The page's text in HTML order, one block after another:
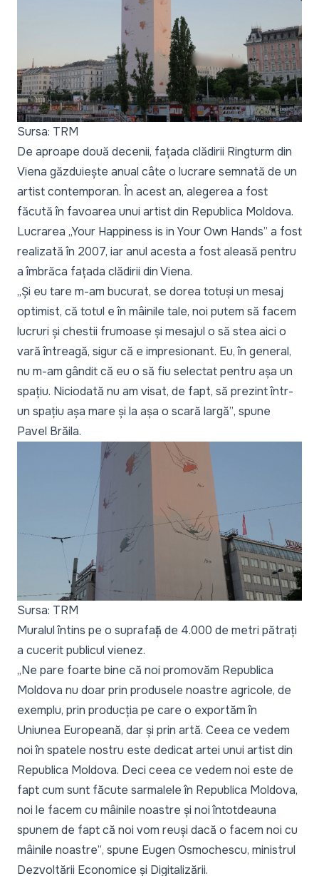
Sursa: TRM
De aproape două decenii, fațada clădirii Ringturm din
Viena găzduiește anual câte o lucrare semnată de un
artist contemporan. În acest an, alegerea a fost
făcută în favoarea unui artist din Republica Moldova.
Lucrarea „Your Happiness is in Your Own Hands” a fost
realizată în 2007, iar anul acesta a fost aleasă pentru
a îmbrăca fațada clădirii din Viena.
„Și eu tare m-am bucurat, se dorea totuși un mesaj
optimist, că totul e în mâinile tale, noi putem să facem
lucruri și chestii frumoase și mesajul o să stea aici o
vară întreagă, sigur că e impresionant. Eu, în general,
nu m-am gândit că eu o să fiu selectat pentru așa un
spațiu. Niciodată nu am visat, de fapt, să prezint într-
un spațiu așa mare și la așa o scară largă”, spune
Pavel Brăila.
Sursa: TRM
Muralul întins pe o suprafață de 4.000 de metri pătrați
a cucerit publicul vienez.
„Ne pare foarte bine că noi promovăm Republica
Moldova nu doar prin produsele noastre agricole, de
exemplu, prin producția pe care o exportăm în
Uniunea Europeană, dar și prin artă. Ceea ce vedem
noi în spatele nostru este dedicat artei unui artist din
Republica Moldova. Deci ceea ce vedem noi este de
fapt cum sunt făcute sarmalele în Republica Moldova,
noi le facem cu mâinile noastre și noi întotdeauna
spunem de fapt că noi vom reuși dacă o facem noi cu
mâinile noastre”, spune Eugen Osmochescu, ministrul
Dezvoltării Economice și Digitalizării.